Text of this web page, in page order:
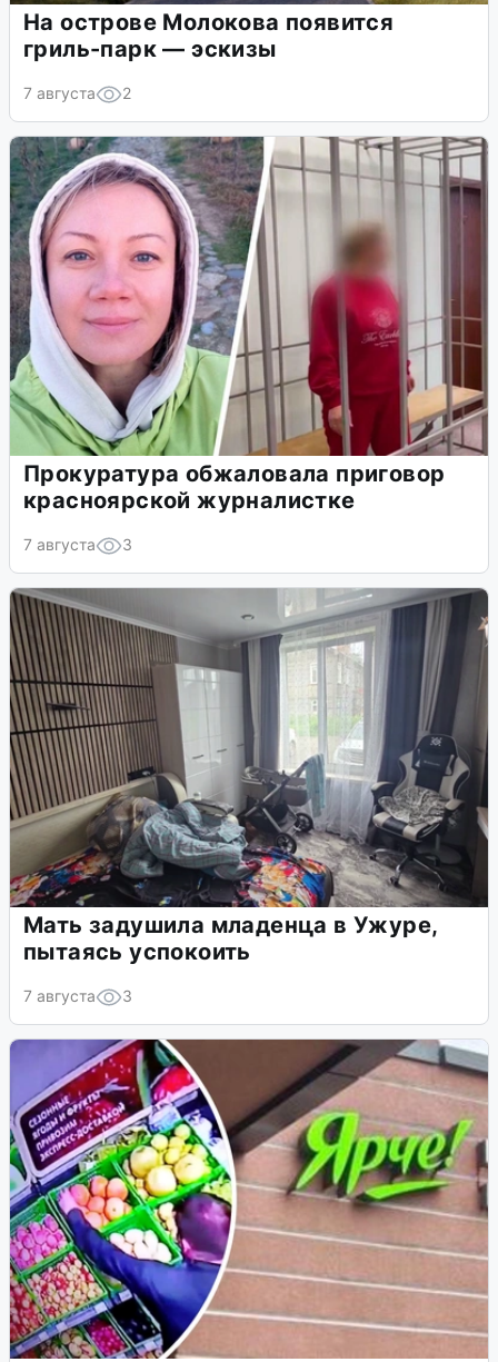
На острове Молокова появится
гриль-парк — эскизы
7 августа 2
Прокуратура обжаловала приговор
красноярской журналистке
7 августа 3
Мать задушила младенца в Ужуре,
пытаясь успокоить
7 августа 3